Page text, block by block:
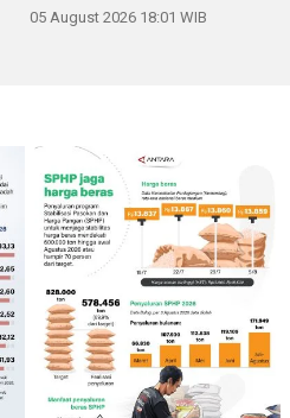
05 August 2026 18:01 WIB